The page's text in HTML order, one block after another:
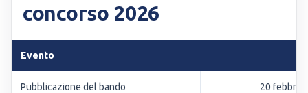
concorso 2026
Evento
Pubblicazione del bando 20